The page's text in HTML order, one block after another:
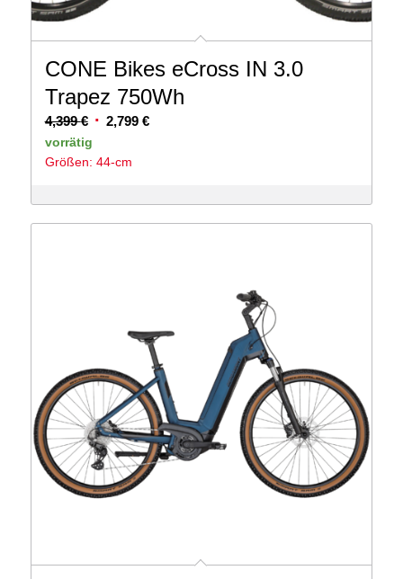
CONE Bikes eCross IN 3.0
Trapez 750Wh
4,399€ Ursprünglicher
Preis
war:
2,799 €Aktueller
vorrätig
Größen: 44-cm